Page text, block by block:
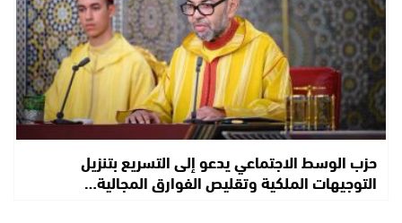
حزب الوسط الاجتماعي يدعو إلى التسريع بتنزيل
التوجيهات الملكية وتقليص الفوارق المجالية…